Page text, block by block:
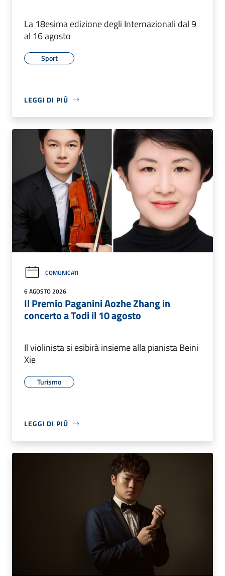
La 18esima edizione degli Internazionali dal 9
al 16 agosto
Sport
LEGGI DI PIÙ
COMUNICATI
6 AGOSTO 2026
Il Premio Paganini Aozhe Zhang in
concerto a Todi il 10 agosto
Il violinista si esibirà insieme alla pianista Beini
Xie
Turismo
LEGGI DI PIÙ